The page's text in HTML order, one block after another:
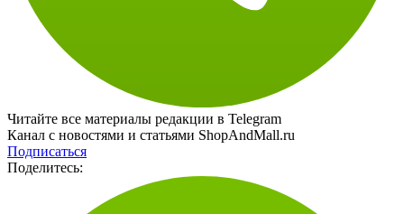
Читайте все материалы редакции в Telegram
Канал с новостями и статьями ShopAndMall.ru
Подписаться